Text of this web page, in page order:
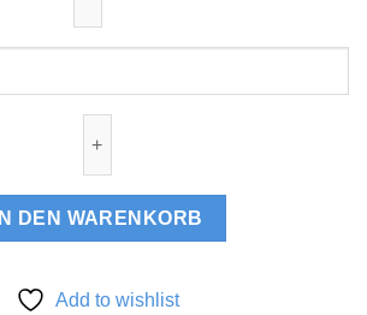
IN DEN WARENKORB
Add to wishlist